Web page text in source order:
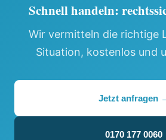
Schnell handeln:
Wir vermitteln die richtige
Situation, kostenlos und
Jetzt anfragen
0170 177 0060